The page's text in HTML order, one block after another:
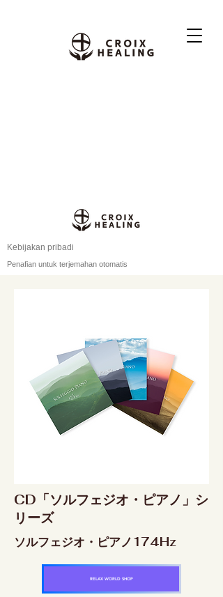
Kebijakan pribadi
Penafian untuk terjemahan otomatis
CD「ソルフェジオ・ピアノ」シ
リーズ
ソルフェジオ・ピアノ174Hz
RELAX WORLD SHOP